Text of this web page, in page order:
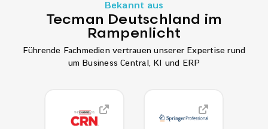
Bekannt aus
Tecman Deutschland im
Rampenlicht
Führende Fachmedien vertrauen unserer Expertise rund
um Business Central, KI und ERP